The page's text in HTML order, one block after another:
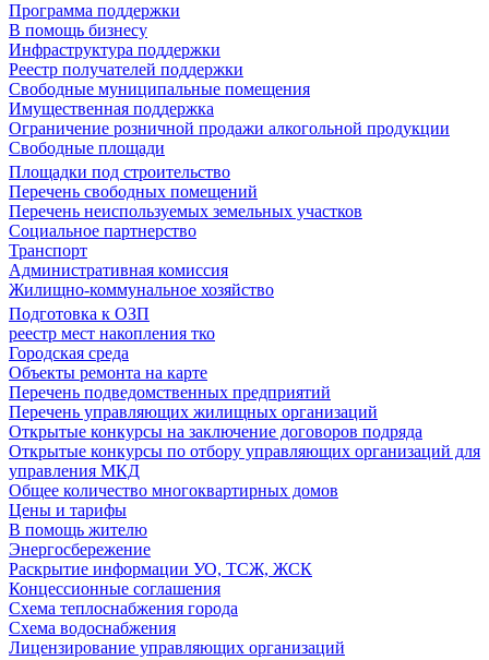
Программа поддержки
В помощь бизнесу
Инфраструктура поддержки
Реестр получателей поддержки
Свободные муниципальные помещения
Имущественная поддержка
Ограничение розничной продажи алкогольной продукции
Свободные площади
Площадки под строительство
Перечень свободных помещений
Перечень неиспользуемых земельных участков
Социальное партнерство
Транспорт
Административная комиссия
Жилищно-коммунальное хозяйство
Подготовка к ОЗП
реестр мест накопления тко
Городская среда
Объекты ремонта на карте
Перечень подведомственных предприятий
Перечень управляющих жилищных организаций
Открытые конкурсы на заключение договоров подряда
Открытые конкурсы по отбору управляющих организаций для
управления МКД
Общее количество многоквартирных домов
Цены и тарифы
В помощь жителю
Энергосбережение
Раскрытие информации УО, ТСЖ, ЖСК
Концессионные соглашения
Схема теплоснабжения города
Схема водоснабжения
Лицензирование управляющих организаций